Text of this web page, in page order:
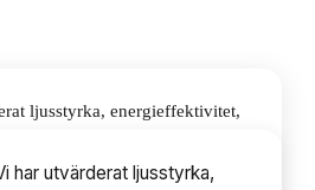
ljusstyrka, energieffektivitet,
har utvärderat ljusstyrka,